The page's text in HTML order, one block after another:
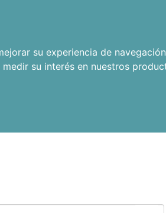
su experiencia de
medir su interés en nuestros